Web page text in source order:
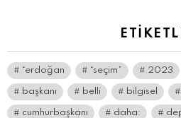
“erdoğan “seçim” 2023
başkanı belli bilgisel
cumhurbaşkanı daha: